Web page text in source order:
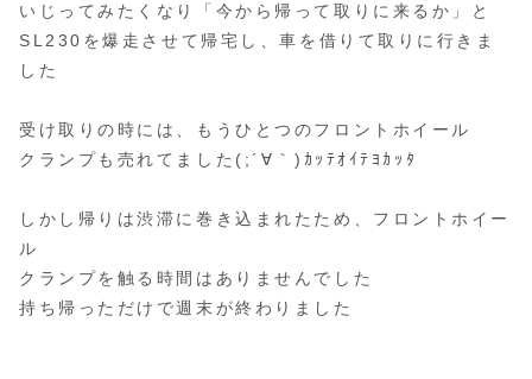
いじってみたくなり「今から帰って取りに来るか」と
SL230を爆走させて帰宅し、車を借りて取りに行きま
した
受け取りの時には、もうひとつのフロントホイール
クランプも売れてました(;´∀｀)ｶｯﾃｵｲﾃﾖｶｯﾀ
しかし帰りは渋滞に巻き込まれたため、フロントホイー
ル
クランプを触る時間はありませんでした
持ち帰っただけで週末が終わりました